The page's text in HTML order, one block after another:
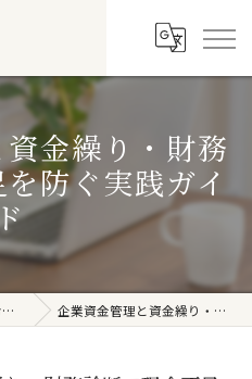
金繰り・財務
防ぐ実践ガイ
企業資金管理と資金繰り・財務診断で現金不足を防ぐ実践ガイド